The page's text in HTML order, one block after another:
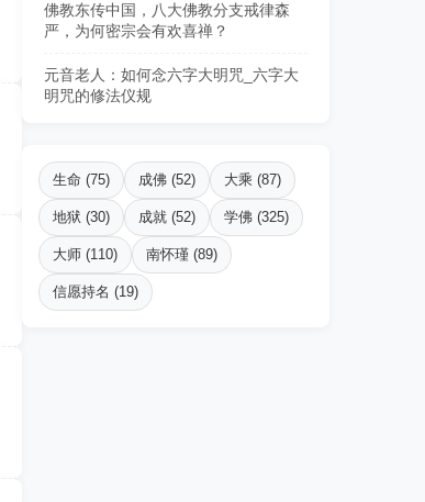
佛教东传中国，八大佛教分支戒律森
严，为何密宗会有欢喜禅？
元音老人：如何念六字大明咒_六字大
明咒的修法仪规
生命 (75) 成佛 (52) 大乘 (87)
地狱 (30) 成就 (52) 学佛 (325)
大师 (110) 南怀瑾 (89)
信愿持名 (19)